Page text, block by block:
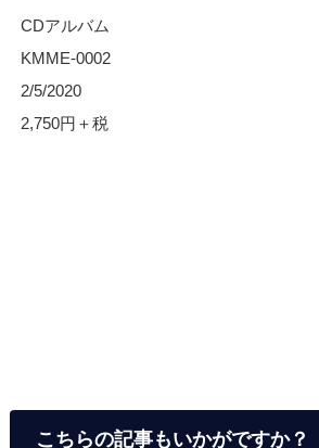
CDアルバム
KMME-0002
2/5/2020
2,750円＋税
こちらの記事もいかがですか？